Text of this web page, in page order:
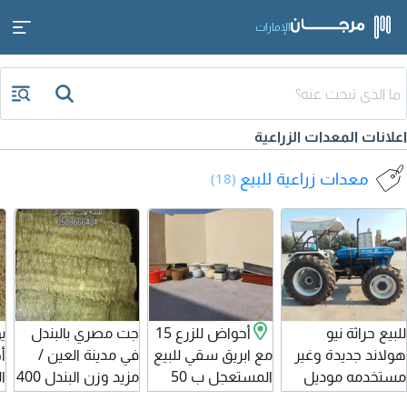
الإمارات
اعلانات المعدات الزراعية
معدات زراعية للبيع (18)
للبيع حراثة نيو
هولاند جديدة وغير
مستخدمه موديل
2025 أبوظبي الفاية
أحواض للزرع 15
مع ابريق سقي للبيع
المستعجل ب 50
درهم
جت مصري بالبندل
في مدينة العين /
مزيد وزن البندل 400
كيلو سعر 1350